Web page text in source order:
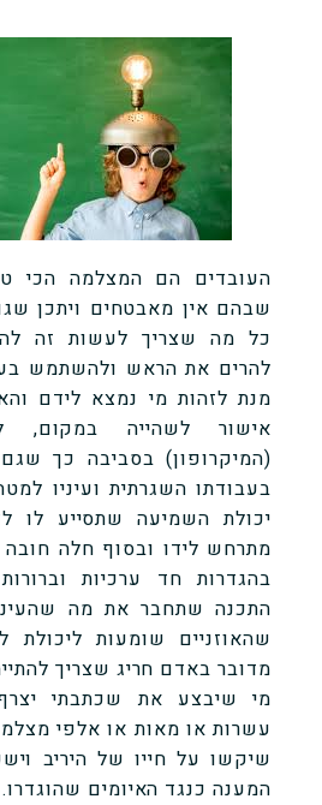
העובדים הם המצלמה הכי
שבהם אין מאבטחים ויתכן
כל מה שצריך לעשות זה
להרים את הראש ולהשתמש
מנת לזהות מי נמצא לידם
אישור לשהייה במקום,
(המיקרופון) בסביבה כך
בעבודתו השגרתית ועיניו
יכולת השמיעה שתסייע לו
מתרחש לידו ובסוף חלה חובה
בהגדרות חד ערכיות
התכנה שתחבר את מה
שהאוזניים שומעות
מדובר באדם חריג שצריך
מי שיבצע את שכתבתי
עשרות או מאות או אלפי
שיקשו על חייו של היריב
המענה כנגד האיומים שהוגדרו.